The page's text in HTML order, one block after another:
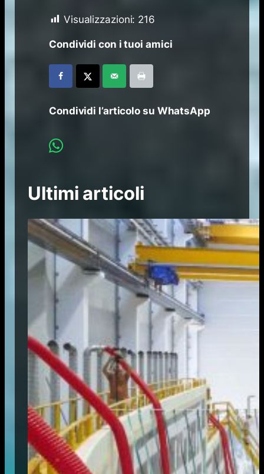
Visualizzazioni: 216
Condividi con i tuoi amici
Condividi l’articolo su WhatsApp
Ultimi articoli